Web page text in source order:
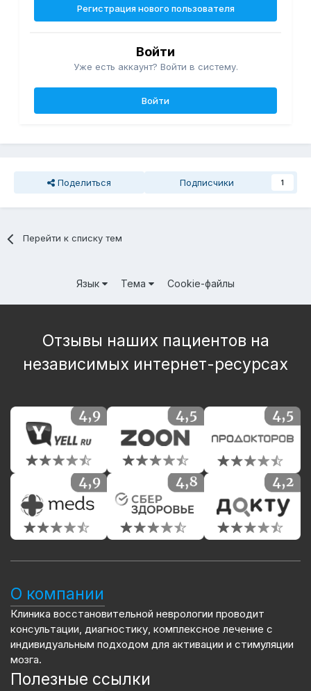
Регистрация нового пользователя
Войти
Уже есть аккаунт? Войти в систему.
Войти
Поделиться Подписчики 1
Перейти к списку тем
Язык Тема Cookie-файлы
Отзывы наших пациентов на
независимых интернет-ресурсах
О компании
Клиника восстановительной неврологии проводит
консультации, диагностику, комплексное лечение с
индивидуальным подходом для активации и стимуляции
мозга.
Полезные ссылки